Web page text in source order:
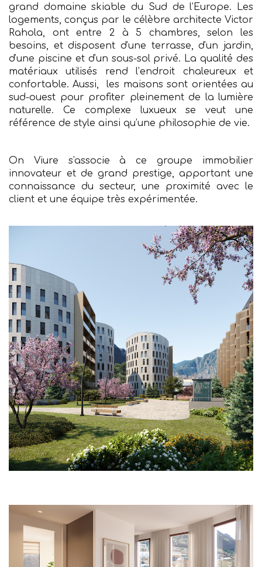
grand domaine skiable du Sud de l’Europe. Les
logements, conçus par le célèbre architecte Victor
Rahola, ont entre 2 à 5 chambres, selon les
besoins, et disposent d'une terrasse, d'un jardin,
d'une piscine et d'un sous-sol privé. La qualité des
matériaux utilisés rend l’endroit chaleureux et
confortable. Aussi, les maisons sont orientées au
sud-ouest pour profiter pleinement de la lumière
naturelle. Ce complexe luxueux se veut une
référence de style ainsi qu’une philosophie de vie.
On Viure s'associe à ce groupe immobilier
innovateur et de grand prestige, apportant une
connaissance du secteur, une proximité avec le
client et une équipe très expérimentée.